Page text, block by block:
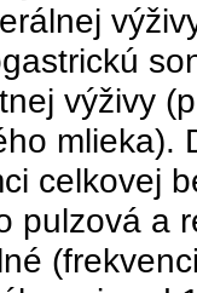
výživy
mlieka).
celkovej
pulzová a